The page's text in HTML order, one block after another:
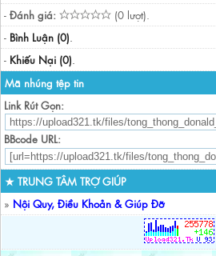
- Đánh giá:
(0 lượt).
- Bình Luận (0).
- Khiếu Nại (0).
Mã nhúng tệp tin
Link Rút Gọn:
BBcode URL:
★ TRUNG TÂM TRỢ GIÚP
» Nội Quy, Điều Khoản & Giúp Đỡ